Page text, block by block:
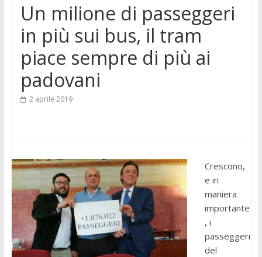
Un milione di passeggeri
in più sui bus, il tram
piace sempre di più ai
padovani
2 aprile 2019
Crescono,
e in
maniera
importante
, i
passeggeri
del